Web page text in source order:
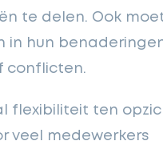
te delen. Ook
in hun
conflicten.
flexibiliteit ten
veel medewerkers